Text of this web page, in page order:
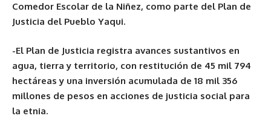
Comedor Escolar de la Niñez, como parte del Plan de
Justicia del Pueblo Yaqui.
-El Plan de Justicia registra avances sustantivos en
agua, tierra y territorio, con restitución de 45 mil 794
hectáreas y una inversión acumulada de 18 mil 356
millones de pesos en acciones de justicia social para
la etnia.